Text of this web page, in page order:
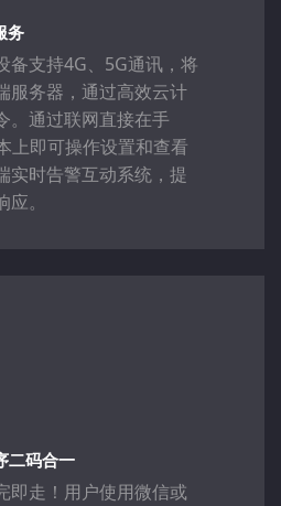
务
备支持4G、5G通讯，将
服务器，通过高效云计
。通过联网直接在手
上即可操作设置和查看
实时告警互动系统，提
。
二码合一
即走！用户使用微信或